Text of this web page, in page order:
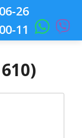
26
11